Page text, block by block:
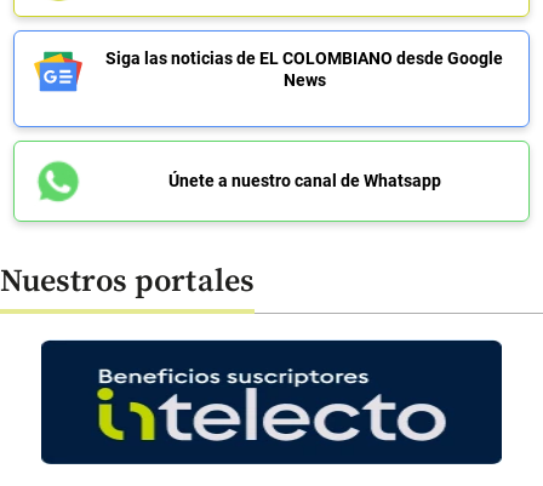
Siga las noticias de EL COLOMBIANO desde Google
News
Únete a nuestro canal de Whatsapp
Nuestros portales